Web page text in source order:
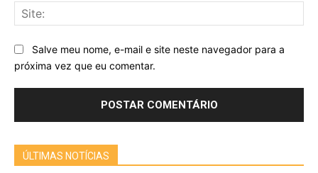
Salve meu nome, e-mail e site neste navegador para a
próxima vez que eu comentar.
ÚLTIMAS NOTÍCIAS